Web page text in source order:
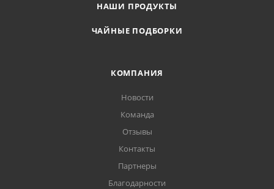
НАШИ ПРОДУКТЫ
ЧАЙНЫЕ ПОДБОРКИ
КОМПАНИЯ
Новости
Команда
Отзывы
Контакты
Партнеры
Благодарности